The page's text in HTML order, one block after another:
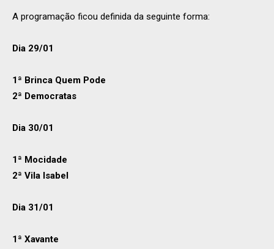
A programação ficou definida da seguinte forma:
Dia 29/01
1ª Brinca Quem Pode
2ª Democratas
Dia 30/01
1ª Mocidade
2ª Vila Isabel
Dia 31/01
1ª Xavante